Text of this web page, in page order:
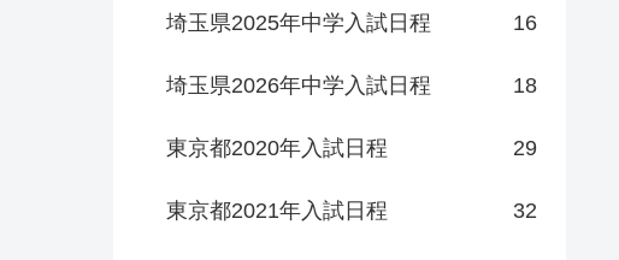
埼玉県2025年中学入試日程 16
埼玉県2026年中学入試日程 18
東京都2020年入試日程 29
東京都2021年入試日程 32